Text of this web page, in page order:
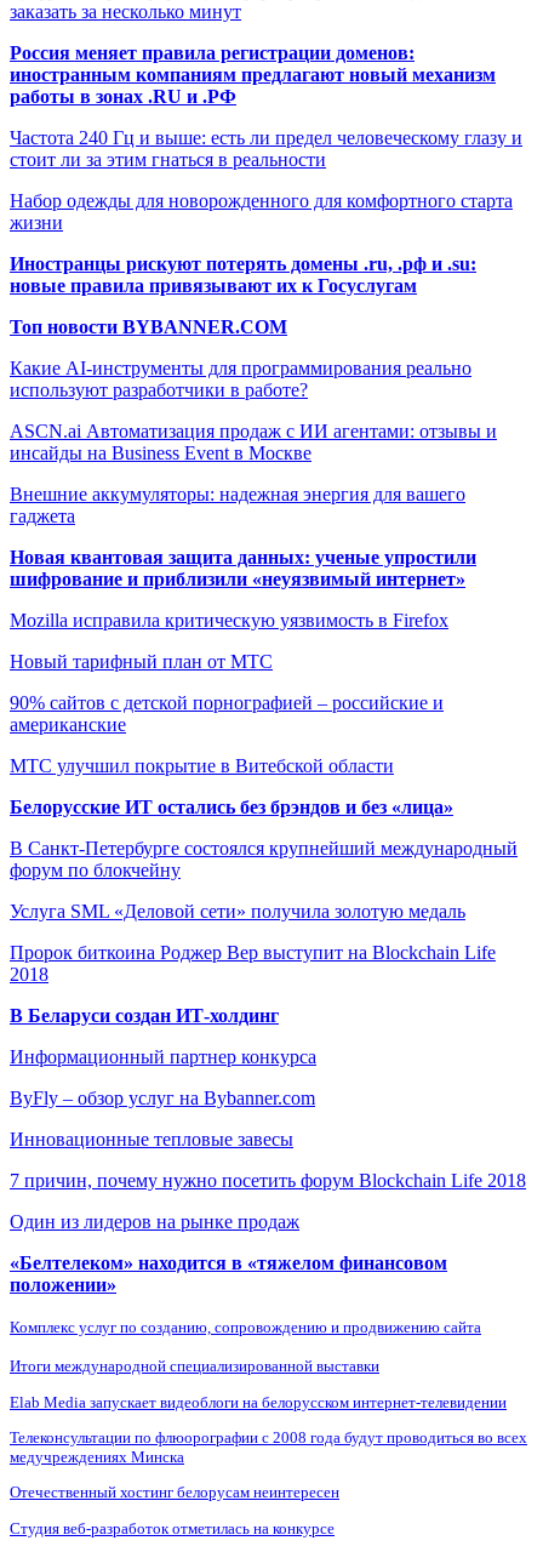
заказать за несколько минут
Россия меняет правила регистрации доменов:
иностранным компаниям предлагают новый механизм
работы в зонах .RU и .РФ
Частота 240 Гц и выше: есть ли предел человеческому глазу и
стоит ли за этим гнаться в реальности
Набор одежды для новорожденного для комфортного старта
жизни
Иностранцы рискуют потерять домены .ru, .рф и .su:
новые правила привязывают их к Госуслугам
Топ новости BYBANNER.COM
Какие AI-инструменты для программирования реально
используют разработчики в работе?
ASCN.ai Автоматизация продаж с ИИ агентами: отзывы и
инсайды на Business Event в Москве
Внешние аккумуляторы: надежная энергия для вашего
гаджета
Новая квантовая защита данных: ученые упростили
шифрование и приблизили «неуязвимый интернет»
Mozilla исправила критическую уязвимость в Firefox
Новый тарифный план от МТС
90% сайтов с детской порнографией – российские и
американские
МТС улучшил покрытие в Витебской области
Белорусские ИТ остались без брэндов и без «лица»
В Санкт-Петербурге состоялся крупнейший международный
форум по блокчейну
Услуга SML «Деловой сети» получила золотую медаль
Пророк биткоина Роджер Вер выступит на Blockchain Life
2018
В Беларуси создан ИТ-холдинг
Информационный партнер конкурса
ByFly – обзор услуг на Bybanner.com
Инновационные тепловые завесы
7 причин, почему нужно посетить форум Blockchain Life 2018
Один из лидеров на рынке продаж
«Белтелеком» находится в «тяжелом финансовом
положении»
Комплекс услуг по созданию, сопровождению и продвижению сайта
Итоги международной специализированной выставки
Elab Media запускает видеоблоги на белорусском интернет-телевидении
Телеконсультации по флюорографии с 2008 года будут проводиться во всех
медучреждениях Минска
Отечественный хостинг белорусам неинтересен
Студия веб-разработок отметилась на конкурсе